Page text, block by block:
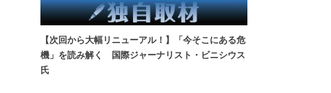
【次回から大幅リニューアル！】「今そこにある危
機」を読み解く 国際ジャーナリスト・ビニシウス
氏